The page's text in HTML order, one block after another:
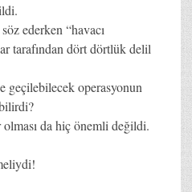
ederken “havacı
tarafından dört dörtlük delil
geçilebilecek operasyonun
da hiç önemli değildi.